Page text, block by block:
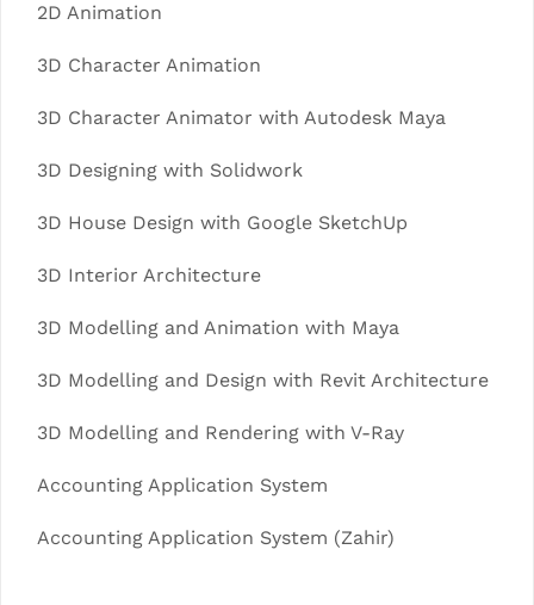
2D Animation
3D Character Animation
3D Character Animator with Autodesk Maya
3D Designing with Solidwork
3D House Design with Google SketchUp
3D Interior Architecture
3D Modelling and Animation with Maya
3D Modelling and Design with Revit Architecture
3D Modelling and Rendering with V-Ray
Accounting Application System
Accounting Application System (Zahir)